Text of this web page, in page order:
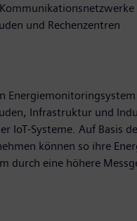
und Rechenzentren
Infrastruktur und
IoT-Systeme. Auf Basis
können so ihre
durch eine höhere